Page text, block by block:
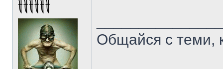
Общайся с теми,